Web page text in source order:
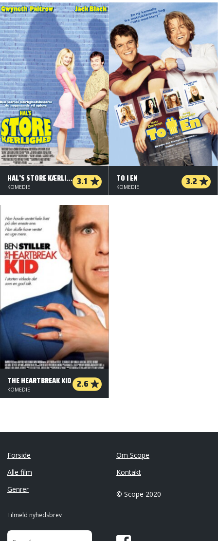
HAL'S STORE KÆRLIGHED 3.1
KOMEDIE
TO I EN 3.2
KOMEDIE
THE HEARTBREAK KID 2.6
KOMEDIE
Forside
Alle film
Genrer
Om Scope
Kontakt
© Scope 2020
Tilmeld nyhedsbrev